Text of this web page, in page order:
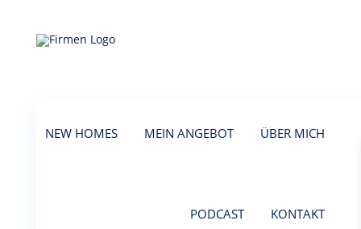
NEW HOMES MEIN ANGEBOT ÜBER MICH
PODCAST KONTAKT